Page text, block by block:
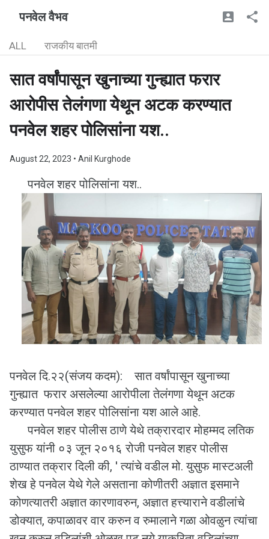
पनवेल वैभव
ALL राजकीय बातमी
सात वर्षांपासून खुनाच्या गुन्ह्यात फरार
आरोपीस तेलंगणा येथून अटक करण्यात
पनवेल शहर पोलिसांना यश..
August 22, 2023 • Anil Kurghode
पनवेल शहर पोलिसांना यश..
पनवेल दि.२२(संजय कदम): सात वर्षांपासून खुनाच्या
गुन्ह्यात फरार असलेल्या आरोपीला तेलंगणा येथून अटक
करण्यात पनवेल शहर पोलिसांना यश आले आहे.
पनवेल शहर पोलीस ठाणे येथे तक्रारदार मोहम्मद लतिक
युसुफ यांनी ०३ जून २०१६ रोजी पनवेल शहर पोलीस
ठाण्यात तक्रार दिली की, ' त्यांचे वडील मो. युसुफ मास्टअली
शेख हे पनवेल येथे गेले असताना कोणीतरी अज्ञात इसमाने
कोणत्यातरी अज्ञात कारणावरुन, अज्ञात हत्त्याराने वडीलांचे
डोक्यात, कपाळावर वार करुन व रुमालाने गळा ओवळुन त्यांचा